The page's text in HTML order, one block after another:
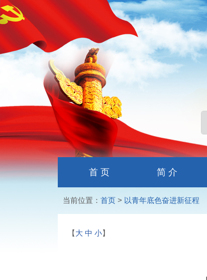
首 页 简 介
当前位置： 首页> 以青年底色奋进新征程
【大 中 小】